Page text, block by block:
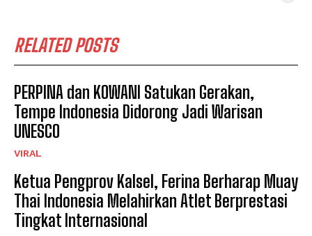
RELATED POSTS
PERPINA dan KOWANI Satukan Gerakan,
Tempe Indonesia Didorong Jadi Warisan
UNESCO
VIRAL
Ketua Pengprov Kalsel, Ferina Berharap Muay
Thai Indonesia Melahirkan Atlet Berprestasi
Tingkat Internasional